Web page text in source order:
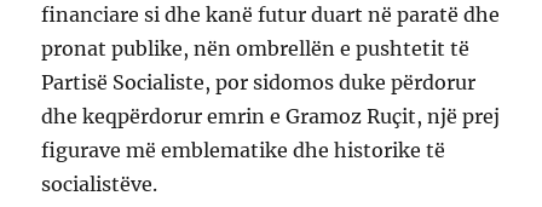
financiare si dhe kanë futur duart në paratë dhe
pronat publike, nën ombrellën e pushtetit të
Partisë Socialiste, por sidomos duke përdorur
dhe keqpërdorur emrin e Gramoz Ruçit, një prej
figurave më emblematike dhe historike të
socialistëve.